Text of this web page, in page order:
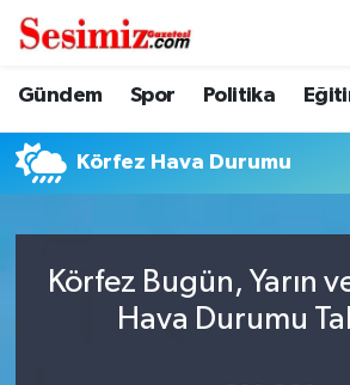
Gündem Spor Politika
Körfez Hava Durumu
Körfez Bugün, Yarın
Hava Durumu
Dünya
Eğitim
Genel
Gündem
Nöbetçi Eczaneler
Hava Durumu
Trafik Durumu
Süper Lig Puan Durumu ve